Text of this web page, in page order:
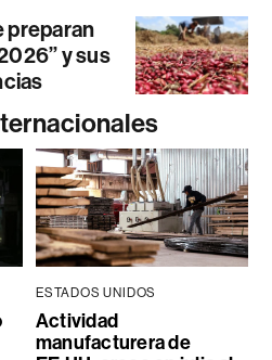
preparan
y sus
ESTADOS UNIDOS
Actividad
manufacturera de